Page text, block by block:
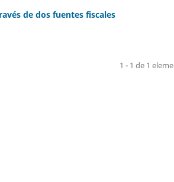
de dos fuentes fiscales
1 - 1 de 1